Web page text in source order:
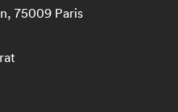
75009 Paris